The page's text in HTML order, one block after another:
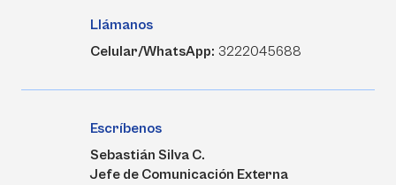
Llámanos
Celular/WhatsApp: 3222045688
Escríbenos
Sebastián Silva C.
Jefe de Comunicación Externa